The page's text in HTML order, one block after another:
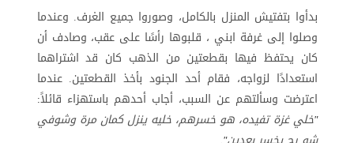
بدأوا بتفتيش المنزل بالكامل، وصوروا جميع الغرف. وعندما
وصلوا إلى غرفة ابني ، قلبوها رأسًا على عقب، وصادف أن
كان يحتفظ فيها بقطعتين من الذهب كان قد اشتراهما
استعدادًا لزواجه، فقام أحد الجنود بأخذ القطعتين. عندما
اعترضت وسألتهم عن السبب، أجاب أحدهم باستهزاء قائلاً:
"خلي غزة تفيده، هو خسرهم، خليه ينزل كمان مرة وشوفي